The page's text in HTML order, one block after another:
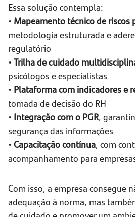
Essa solução contempla:
• Mapeamento técnico de riscos
metodologia estruturada e
regulatório
• Trilha de cuidado
psicólogos e especialistas
• Plataforma com indicadores e
tomada de decisão do RH
• Integração com o PGR,
segurança das informações
• Capacitação contínua, com
acompanhamento para
Com isso, a empresa consegue
adequação à norma, mas